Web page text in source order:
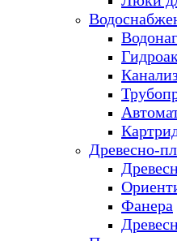
Древесно-
Фанера